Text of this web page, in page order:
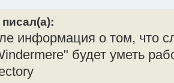
информация о том, что
будет уметь